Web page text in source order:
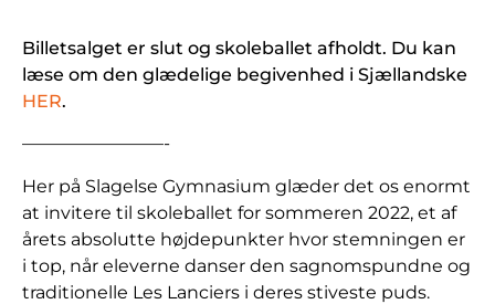
Billetsalget er slut og skoleballet afholdt. Du kan
læse om den glædelige begivenhed i Sjællandske
HER.
————————-
Her på Slagelse Gymnasium glæder det os enormt
at invitere til skoleballet for sommeren 2022, et af
årets absolutte højdepunkter hvor stemningen er
i top, når eleverne danser den sagnomspundne og
traditionelle Les Lanciers i deres stiveste puds.